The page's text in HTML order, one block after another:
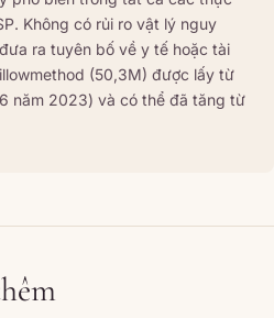
Không có rủi ro vật lý nguy
ra tuyên bố về y tế hoặc tài
(50,3M) được lấy từ
năm 2023) và có thể đã tăng từ